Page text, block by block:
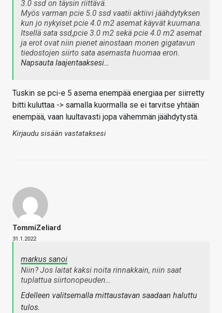
3.0 ssd on täysin riittävä.
Myös varman pcie 5.0 ssd vaatii aktiivi jäähdytyksen
kun jo nykyiset pcie 4.0 m2 asemat käyvät kuumana.
Itsellä sata ssd,pcie 3.0 m2 sekä pcie 4.0 m2 asemat
ja erot ovat niin pienet ainostaan monen gigatavun
tiedostojen siirto sata asemasta huomaa eron.
Napsauta laajentaaksesi…
Tuskin se pci-e 5 asema enempää energiaa per siirretty
bitti kuluttaa -> samalla kuormalla se ei tarvitse yhtään
enempää, vaan luultavasti jopa vähemmän jäähdytystä.
Kirjaudu sisään vastataksesi
TommiZeliard
31.1.2022
markus sanoi
Niin? Jos laitat kaksi noita rinnakkain, niin saat
tuplattua siirtonopeuden…
Edelleen valitsemalla mittaustavan saadaan haluttu
tulos.